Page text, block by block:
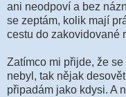
ani neodpoví a bez
se zeptám, kolik mají
cestu do zakovidované
Zatímco mi přijde, že
nebyl, tak nějak
připadám jako kdysi. A